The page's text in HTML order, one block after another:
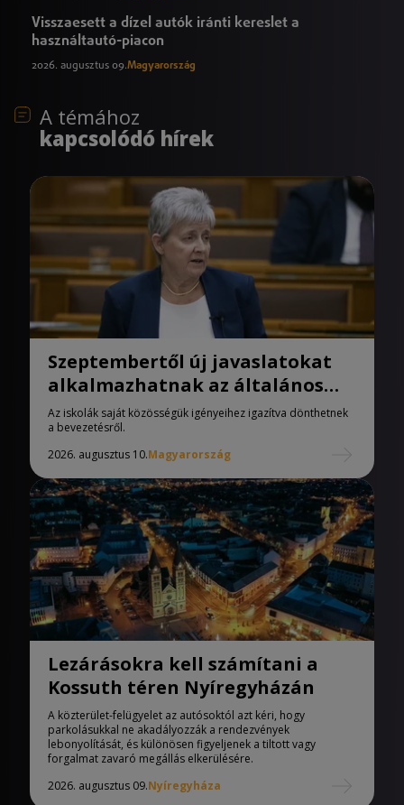
Visszaesett a dízel autók iránti kereslet a
használtautó-piacon
2026. augusztus 09.Magyarország
A témához
kapcsolódó hírek
Szeptembertől új javaslatokat
alkalmazhatnak az általános
iskolák
Az iskolák saját közösségük igényeihez igazítva dönthetnek
a bevezetésről.
2026. augusztus 10.Magyarország
Lezárásokra kell számítani a
Kossuth téren Nyíregyházán
A közterület-felügyelet az autósoktól azt kéri, hogy
parkolásukkal ne akadályozzák a rendezvények
lebonyolítását, és különösen figyeljenek a tiltott vagy
forgalmat zavaró megállás elkerülésére.
2026. augusztus 09.Nyíregyháza